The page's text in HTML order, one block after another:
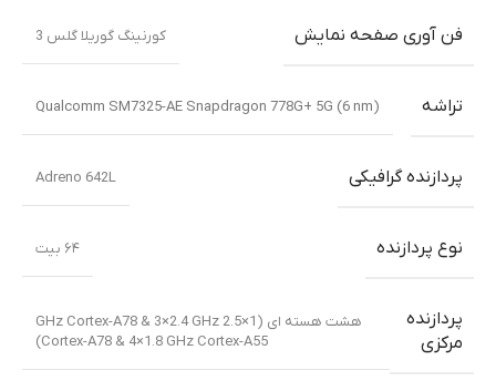
فن آوری صفحه نمایش کورنینگ گوریلا گلس 3
تراشه Qualcomm SM7325-AE Snapdragon 778G+ 5G (6 nm)
پردازنده گرافیکی Adreno 642L
نوع پردازنده ۶۴ بیت
پردازنده
مرکزی
هشت هسته ای (1×2.5 GHz Cortex-A78 & 3×2.4 GHz
Cortex-A78 & 4×1.8 GHz Cortex-A55)